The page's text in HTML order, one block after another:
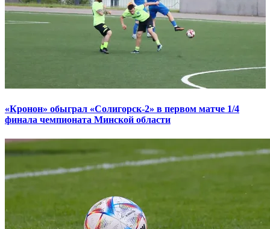
«Кронон» обыграл «Солигорск-2» в первом матче 1/4
финала чемпионата Минской области